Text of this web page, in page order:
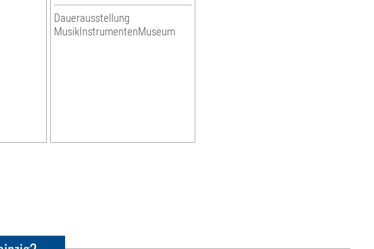
Dauerausstellung
MusikInstrumentenMuseum